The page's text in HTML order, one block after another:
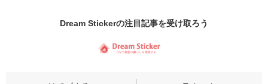
Dream Stickerの注目記事を受け取ろう